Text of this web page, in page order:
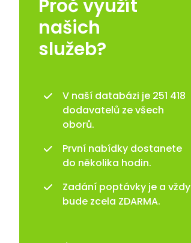
Proč využít
našich
služeb?
V naší databázi je 251 418
dodavatelů ze všech
oborů.
První nabídky dostanete
do několika hodin.
Zadání poptávky je a vždy
bude zcela ZDARMA.